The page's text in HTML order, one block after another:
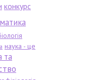
конкурс
наука - це
та